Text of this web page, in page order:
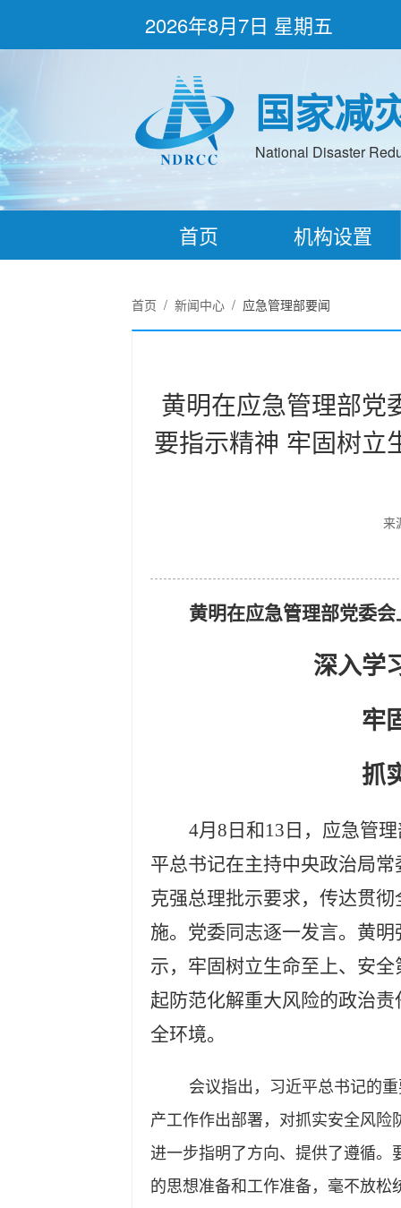
2026年8月7日 星期五
国家减
National Disaster
首页 机构设置
首页 / 新闻中心/ 应急管理部要闻
黄明在应急管理部党
要指示精神 牢固树立
来
黄明在应急管理部党委会
深入学
牢
抓
4月8日和13日，应急管
平总书记在主持中央政治局
克强总理批示要求，传达贯
施。党委同志逐一发言。黄
示，牢固树立生命至上、安
起防范化解重大风险的政治
全环境。
会议指出，习近平总书记的
产工作作出部署，对抓实安全风
进一步指明了方向、提供了遵循
的思想准备和工作准备，毫不放